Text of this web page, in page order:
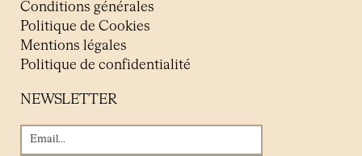
Conditions générales
Politique de Cookies
Mentions légales
Politique de confidentialité
NEWSLETTER